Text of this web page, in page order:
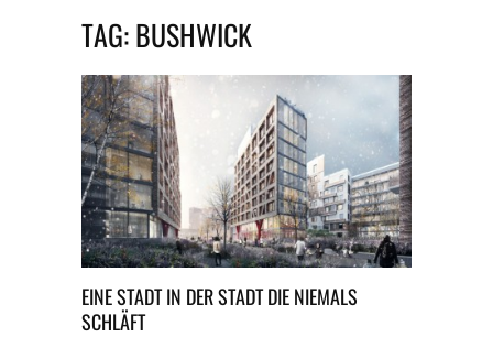
TAG:BUSHWICK
EINE STADT IN DER STADT DIE NIEMALS
SCHLÄFT